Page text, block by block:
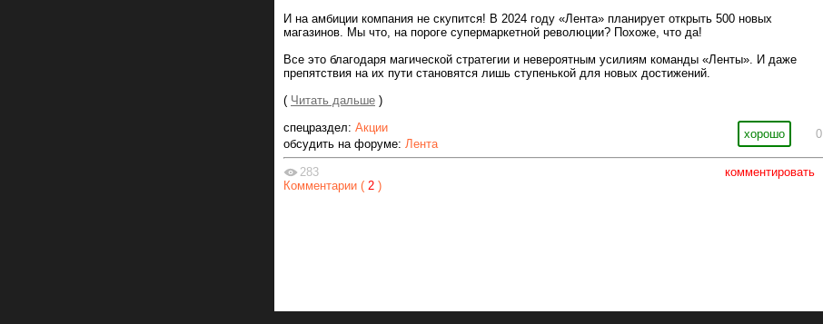
И на амбиции компания не скупится! В 2024 году «Лента» планирует открыть 500 новых
магазинов. Мы что, на пороге супермаркетной революции? Похоже, что да!
Все это благодаря магической стратегии и невероятным усилиям команды «Ленты». И даже
препятствия на их пути становятся лишь ступенькой для новых достижений.
( Читать дальше )
хорошо 0
спецраздел: Акции
обсудить на форуме: Лента
комментировать
283
Комментарии ( 2 )